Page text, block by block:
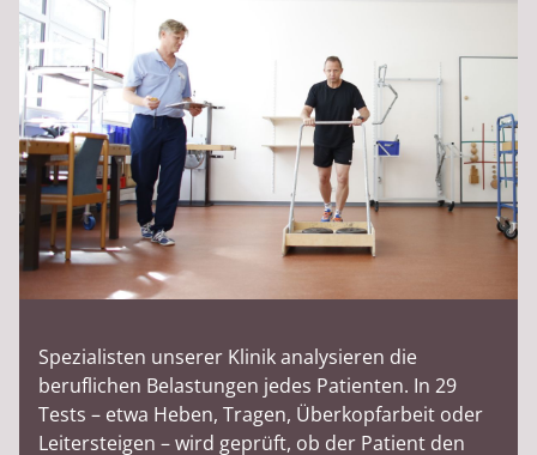
Spezialisten unserer Klinik analysieren die
beruflichen Belastungen jedes Patienten. In 29
Tests – etwa Heben, Tragen, Überkopfarbeit oder
Leitersteigen – wird geprüft, ob der Patient den